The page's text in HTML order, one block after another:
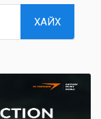
ХАЙХ